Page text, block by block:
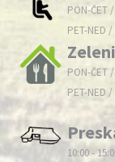
PON-ČET
PET-NED /
PON-ČET
PET-NED /
10:00 -